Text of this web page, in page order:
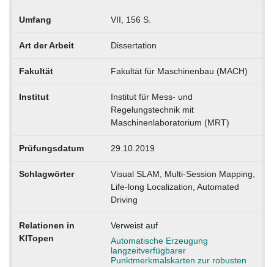
Umfang VII, 156 S.
Art der Arbeit Dissertation
Fakultät Fakultät für Maschinenbau (MACH)
Institut
Institut für Mess- und
Regelungstechnik mit
Maschinenlaboratorium (MRT)
Prüfungsdatum 29.10.2019
Schlagwörter
Visual SLAM, Multi-Session Mapping,
Life-long Localization, Automated
Driving
Relationen in
KITopen
Verweist auf
Automatische Erzeugung
langzeitverfügbarer
Punktmerkmalskarten zur robusten